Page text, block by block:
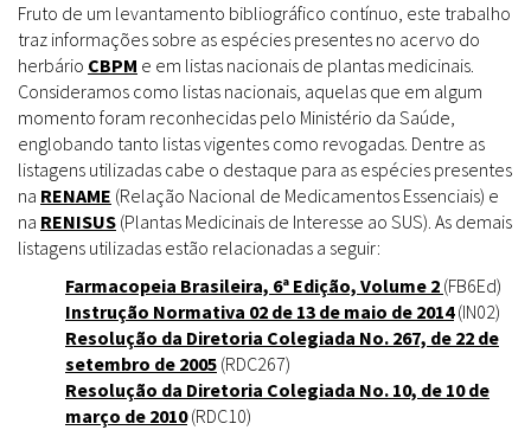
Fruto de um levantamento bibliográfico contínuo, este trabalho
traz informações sobre as espécies presentes no acervo do
herbário CBPM e em listas nacionais de plantas medicinais.
Consideramos como listas nacionais, aquelas que em algum
momento foram reconhecidas pelo Ministério da Saúde,
englobando tanto listas vigentes como revogadas. Dentre as
listagens utilizadas cabe o destaque para as espécies presentes
na RENAME (Relação Nacional de Medicamentos Essenciais) e
na RENISUS (Plantas Medicinais de Interesse ao SUS). As demais
listagens utilizadas estão relacionadas a seguir:
Farmacopeia Brasileira, 6ª Edição, Volume 2 (FB6Ed)
Instrução Normativa 02 de 13 de maio de 2014(IN02)
Resolução da Diretoria Colegiada No. 267, de 22 de
setembro de 2005 (RDC267)
Resolução da Diretoria Colegiada No. 10, de 10 de
março de 2010(RDC10)